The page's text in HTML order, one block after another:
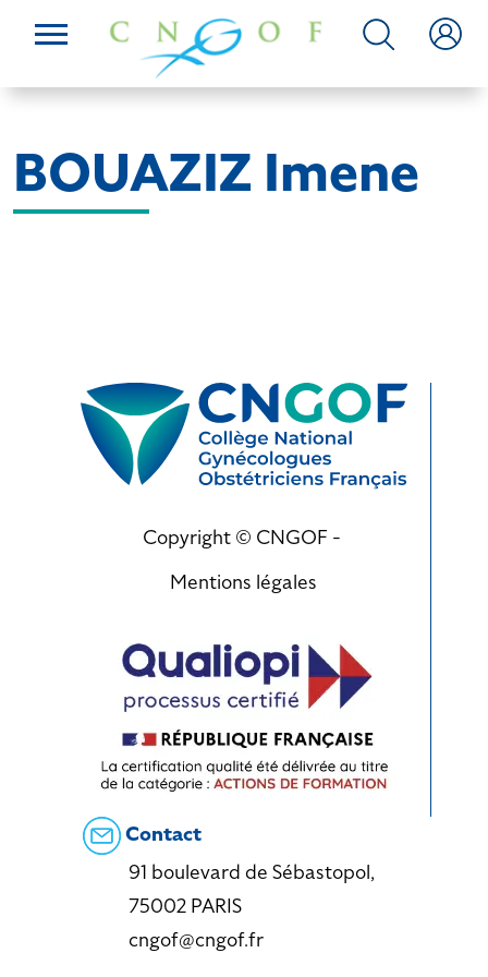
BOUAZIZ Imene
Copyright © CNGOF -
Mentions légales
Contact
91 boulevard de Sébastopol,
75002 PARIS
cngof@cngof.fr